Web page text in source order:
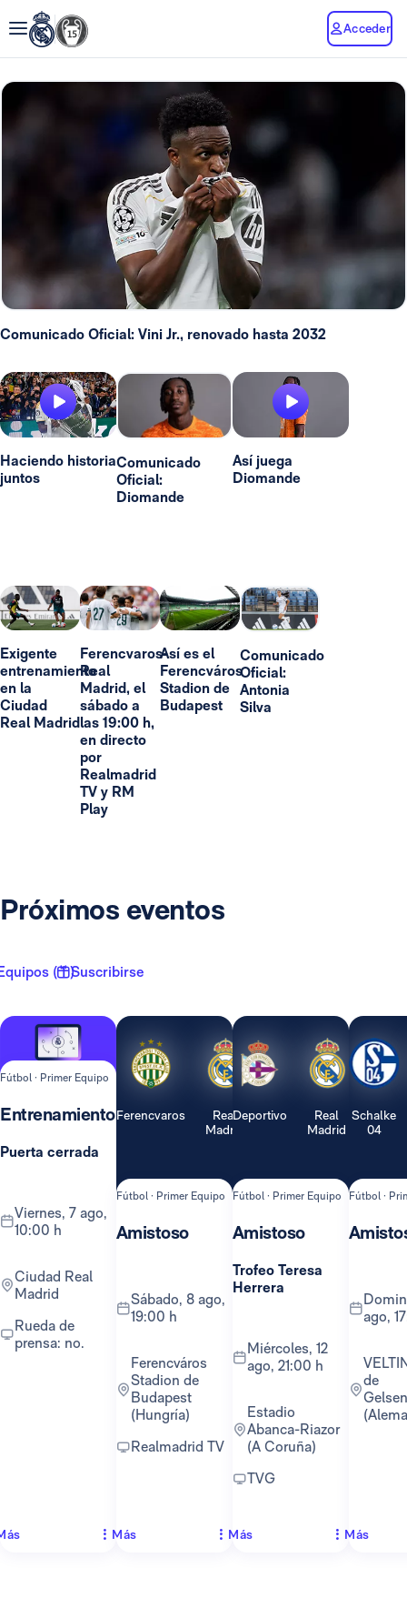
Acceder
Comunicado Oficial: Vini Jr., renovado hasta 2032
Haciendo historia
juntos
Comunicado
Oficial:
Diomande
Así juega
Diomande
Exigente
entrenamiento
en la
Ciudad
Real Madrid
Ferencvaros-
Real
Madrid, el
sábado a
las 19:00 h,
en directo
por
Realmadrid
TV y RM
Play
Así es el
Ferencváros
Stadion de
Budapest
Comunicado
Oficial:
Antonia
Silva
Próximos eventos
( 1 )Suscribirse
Fútbol · Primer Equipo
Entrenamiento
Puerta cerrada
viernes, 7 ago,
10:00 h
Ciudad Real
Madrid
Rueda de
prensa: no.
Ferencvaros
Real
Madrid
Fútbol · Primer Equipo
Amistoso
sábado, 8 ago,
19:00 h
Ferencváros
Stadion de
Budapest
(Hungría)
Realmadrid TV
Más
Deportivo
Real
Madrid
Fútbol · Primer Equipo
Amistoso
Trofeo Teresa
Herrera
miércoles, 12
ago, 21:00 h
Estadio
Abanca-Riazor
(A Coruña)
TVG
Más
Schalke
04
Fútbol ·
domingo, 16
ago,
VELTINS-Arena
de
Más